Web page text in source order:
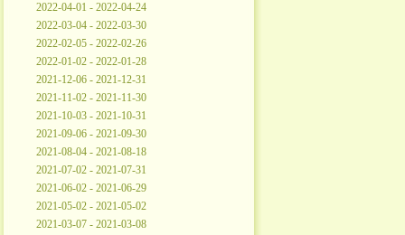
2022-04-01 - 2022-04-24
2022-03-04 - 2022-03-30
2022-02-05 - 2022-02-26
2022-01-02 - 2022-01-28
2021-12-06 - 2021-12-31
2021-11-02 - 2021-11-30
2021-10-03 - 2021-10-31
2021-09-06 - 2021-09-30
2021-08-04 - 2021-08-18
2021-07-02 - 2021-07-31
2021-06-02 - 2021-06-29
2021-05-02 - 2021-05-02
2021-03-07 - 2021-03-08